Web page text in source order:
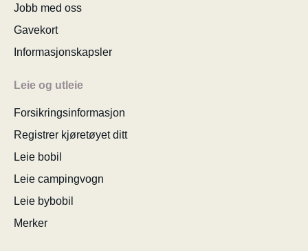
Jobb med oss
Gavekort
Informasjonskapsler
Leie og utleie
Forsikringsinformasjon
Registrer kjøretøyet ditt
Leie bobil
Leie campingvogn
Leie bybobil
Merker